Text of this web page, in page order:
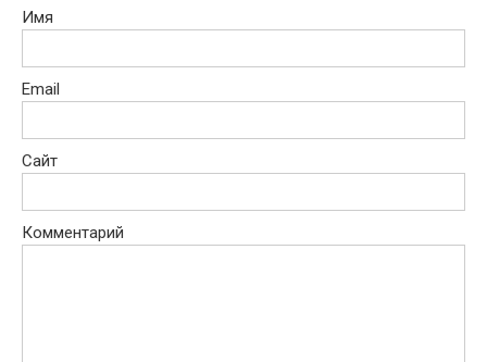
Имя
Email
Сайт
Комментарий